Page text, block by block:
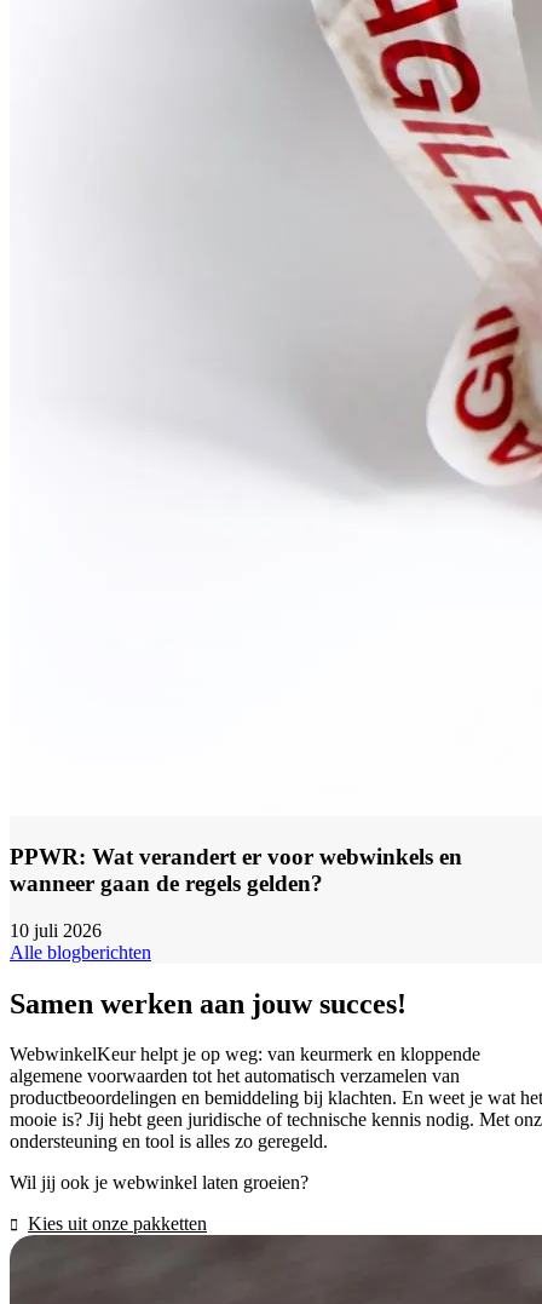
PPWR: Wat verandert er voor webwinkels en
wanneer gaan de regels gelden?
10 juli 2026
Alle blogberichten
Samen werken aan jouw succes!
WebwinkelKeur helpt je op weg: van keurmerk en kloppende
algemene voorwaarden tot het automatisch verzamelen van
productbeoordelingen en bemiddeling bij klachten. En weet je wat het
mooie is? Jij hebt geen juridische of technische kennis nodig. Met
ondersteuning en tool is alles zo geregeld.
Wil jij ook je webwinkel laten groeien?
Kies uit onze pakketten